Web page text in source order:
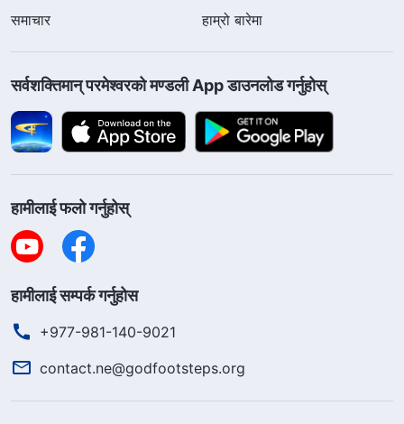
समाचार
हाम्रो बारेमा
सर्वशक्तिमान्‌ परमेश्‍वरको मण्डली App डाउनलोड गर्नुहोस्
हामीलाई फलो गर्नुहोस्
हामीलाई सम्पर्क गर्नुहोस
+977-981-140-9021
contact.ne@godfootsteps.org